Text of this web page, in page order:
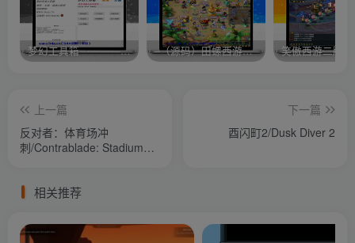
梦幻工具箱————-免费 –（源码）田螺西游9.0 假人摆摊18门派飞升渡劫化圣助战最新BB谛听…. 笑傲西游二版-
上一篇
反对者：体育场冲
刺/Contrablade: Stadium
下一篇
酉闪町2/Dusk Diver 2
相关推荐